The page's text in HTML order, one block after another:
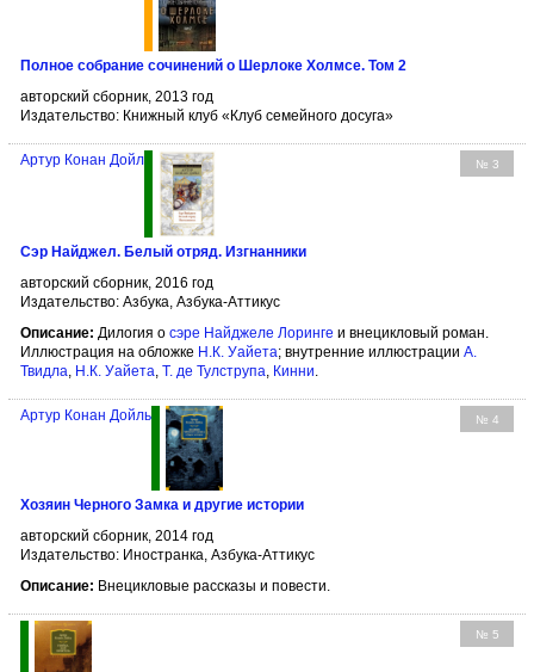
Полное собрание сочинений о Шерлоке Холмсе. Том 2
авторский сборник, 2013 год
Издательство: Книжный клуб «Клуб семейного досуга»
№ 3
Артур Конан Дойл
Сэр Найджел. Белый отряд. Изгнанники
авторский сборник, 2016 год
Издательство: Азбука, Азбука-Аттикус
Описание: Дилогия о сэре Найджеле Лоринге и внецикловый роман.
Иллюстрация на обложке Н.К. Уайета; внутренние иллюстрации А.
Твидла, Н.К. Уайета, Т. де Тулструпа, Кинни.
№ 4
Артур Конан Дойль
Хозяин Черного Замка и другие истории
авторский сборник, 2014 год
Издательство: Иностранка, Азбука-Аттикус
Описание: Внецикловые рассказы и повести.
№ 5